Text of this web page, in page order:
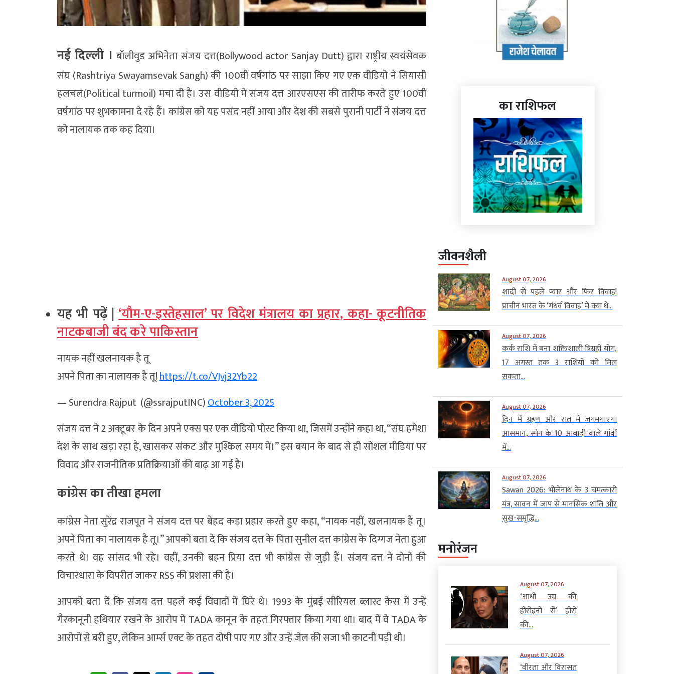
नई दिल्‍ली । बॉलीवुड अभिनेता संजय दत्त(Bollywood actor Sanjay Dutt) द्वारा राष्ट्रीय स्वयंसेवक
संघ (Rashtriya Swayamsevak Sangh) की 100वीं वर्षगांठ पर साझा किए गए एक वीडियो ने सियासी
हलचल(Political turmoil) मचा दी है। उस वीडियो में संजय दत्त आरएसएस की तारीफ करते हुए 100वीं
वर्षगांठ पर शुभकामना दे रहे हैं। कांग्रेस को यह पसंद नहीं आया और देश की सबसे पुरानी पार्टी ने संजय दत्त
को नालायक तक कह दिया।
यह भी पढ़ें |‘यौम-ए-इस्तेहसाल’ पर विदेश मंत्रालय का प्रहार, कहा- कूटनीतिक
नाटकबाजी बंद करे पाकिस्तान
नायक नहीं खलनायक है तू
अपने पिता का नालायक है तू!https://t.co/VJvj32Yb22
— Surendra Rajput ‏ (@ssrajputINC)October 3, 2025
संजय दत्त ने 2 अक्टूबर के दिन अपने एक्स पर एक वीडियो पोस्ट किया था, जिसमें उन्होंने कहा था, “संघ हमेशा
देश के साथ खड़ा रहा है, खासकर संकट और मुश्किल समय में।” इस बयान के बाद से ही सोशल मीडिया पर
विवाद और राजनीतिक प्रतिक्रियाओं की बाढ़ आ गई है।
कांग्रेस का तीखा हमला
कांग्रेस नेता सुरेंद्र राजपूत ने संजय दत्त पर बेहद कड़ा प्रहार करते हुए कहा, “नायक नहीं, खलनायक है तू।
अपने पिता का नालायक है तू।” आपको बता दें कि संजय दत्त के पिता सुनील दत्त कांग्रेस के दिग्गज नेता हुआ
करते थे। वह सांसद भी रहे। वहीं, उनकी बहन प्रिया दत्त भी कांग्रेस से जुड़ी हैं। संजय दत्त ने दोनों की
विचारधारा के विपरीत जाकर RSS की प्रशंसा की है।
आपको बता दें कि संजय दत्त पहले कई विवादों में घिरे थे। 1993 के मुंबई सीरियल ब्लास्ट केस में उन्हें
गैरकानूनी हथियार रखने के आरोप में TADA कानून के तहत गिरफ्तार किया गया था। बाद में वे TADA के
आरोपों से बरी हुए, लेकिन आर्म्स एक्ट के तहत दोषी पाए गए और उन्हें जेल की सजा भी काटनी पड़ी थी।
का राशिफल
जीवनशैली
August 07, 2026
शादी से पहले प्यार और फिर विवाह!
प्राचीन भारत के ‘गंधर्व विवाह’ में क्या थे...
August 07, 2026
कर्क राशि में बना शक्तिशाली त्रिग्रही योग,
17 अगस्त तक 3 राशियों को मिल
सकता...
August 07, 2026
दिन में ग्रहण और रात में जगमगाएगा
आसमान, स्पेन के 10 आबादी वाले गांवों
में...
August 07, 2026
Sawan 2026: भोलेनाथ के 3 चमत्कारी
मंत्र, सावन में जाप से मानसिक शांति और
सुख-समृद्धि...
मनोरंजन
August 07, 2026
‘आधी उम्र की
हीरोइनों से’ हीरो
की...
August 07, 2026
‘वीरता और विरासत